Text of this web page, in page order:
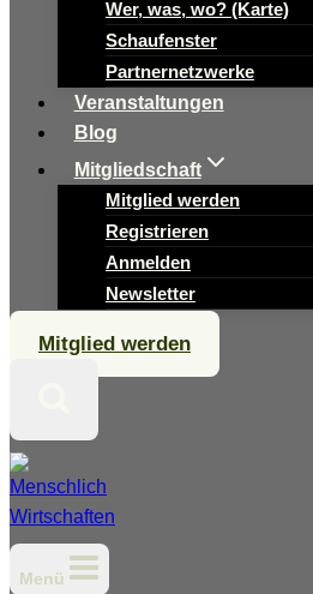
Wer, was, wo? (Karte)
Schaufenster
Partnernetzwerke
Veranstaltungen
Blog
Mitgliedschaft
Mitglied werden
Registrieren
Anmelden
Newsletter
Mitglied werden
Menü